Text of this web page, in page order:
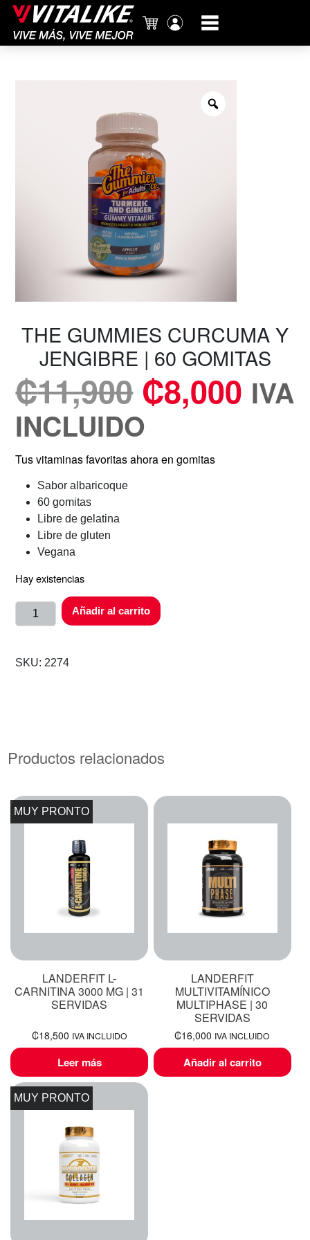
Carrito
cuenta
THE GUMMIES CURCUMA Y
JENGIBRE | 60 GOMITAS
₡11,900 ₡8,000 IVA
INCLUIDO
Tus vitaminas favoritas ahora en gomitas
Sabor albaricoque
60 gomitas
Libre de gelatina
Libre de gluten
Vegana
Hay existencias
Añadir al carrito
SKU: 2274
Productos relacionados
MUY PRONTO
LANDERFIT L-
CARNITINA 3000 MG | 31
SERVIDAS
₡18,500 IVA INCLUIDO
Leer más
LANDERFIT
MULTIVITAMÍNICO
MULTIPHASE | 30
SERVIDAS
₡16,000 IVA INCLUIDO
Añadir al carrito
MUY PRONTO